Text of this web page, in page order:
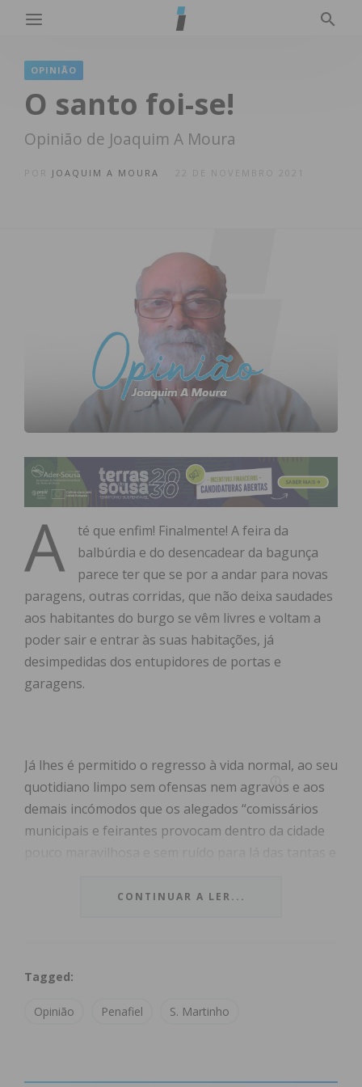
OPINIÃO
O santo foi-se!
Opinião de Joaquim A Moura
JOAQUIM A MOURA
A
té que enfim! Finalmente! A feira da
balbúrdia e do desencadear da bagunça
parece ter que se por a andar para novas
paragens, outras corridas, que não deixa saudades
aos habitantes do burgo se vêm livres e voltam a
poder sair e entrar às suas habitações, já
desimpedidas dos entupidores de portas e
garagens.
Já lhes é permitido o regresso à vida normal, ao seu
quotidiano limpo sem ofensas nem agravos e aos
demais incómodos que os alegados “comissários
municipais e feirantes provocam dentro da cidade
regras nenhumas, principalmente as de
com arrogância e altivez, sem que os serviços
eleitos para actuarem apareçam senão nos locais
CONTINUAR A LER...
Tagged:
Opinião Penafiel S. Martinho